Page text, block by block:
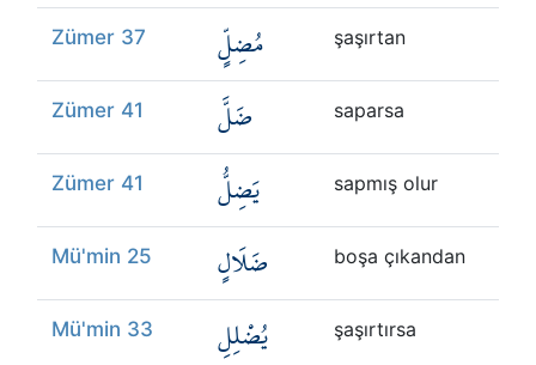
Zümer 37 مُضِلٍّ şaşırtan
Zümer 41 ضَلَّ saparsa
Zümer 41 يَضِلُّ sapmış olur
Mü'min 25 ضَلَالٍ boşa çıkandan
Mü'min 33 يُضْلِلِ şaşırtırsa